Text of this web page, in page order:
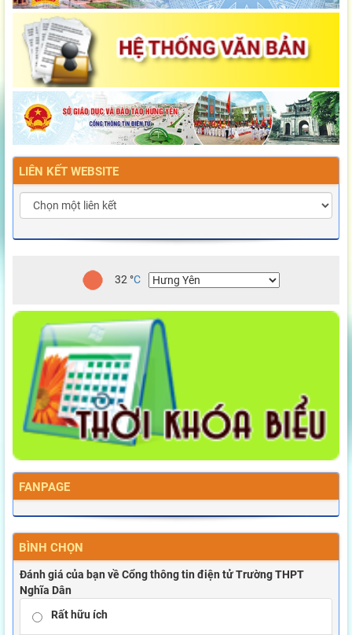
LIÊN KẾT WEBSITE
32 °C
FANPAGE
BÌNH CHỌN
Đánh giá của bạn về Cổng thông tin điện tử Trường THPT
Nghĩa Dân
Rất hữu ích